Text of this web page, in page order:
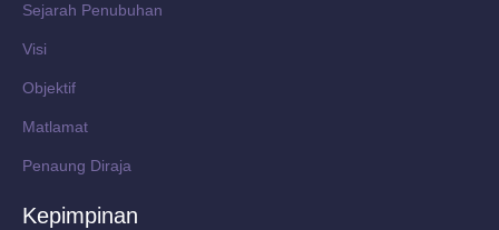
Sejarah Penubuhan
Visi
Objektif
Matlamat
Penaung Diraja
Kepimpinan